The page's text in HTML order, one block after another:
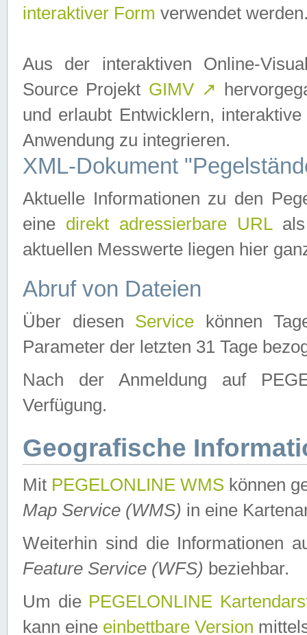
interaktiver Form verwendet
Aus der interaktiven Online-
Source Projekt GIMV ↗
und erlaubt Entwicklern,
Anwendung zu integrieren.
XML-Dokument
Aktuelle Informationen zu den
eine direkt adressierbare URLals
aktuellen Messwerte liegen hier
Abruf von Dateien
Über diesen Service können
Parameter der letzten 31 Tage
Nach der Anmeldung auf
Verfügung.
Geografische
Mit PEGELONLINE WMS können
Map Service (WMS) in eine
Weiterhin sind die Informationen
Feature Service (WFS) beziehbar.
Um die PEGELONLINE
kann eine einbettbare Version